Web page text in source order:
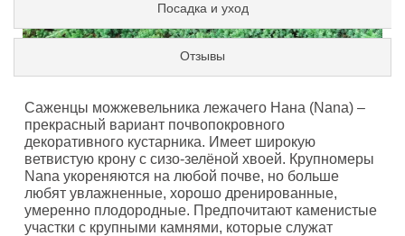
Посадка и уход
Отзывы
Саженцы можжевельника лежачего Нана (Nana) –
прекрасный вариант почвопокровного
декоративного кустарника. Имеет широкую
ветвистую крону с сизо-зелёной хвоей. Крупномеры
Nana укореняются на любой почве, но больше
любят увлажненные, хорошо дренированные,
умеренно плодородные. Предпочитают каменистые
участки с крупными камнями, которые служат